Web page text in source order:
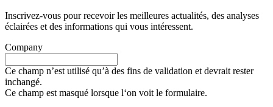
toilettes
Inscrivez-vous pour recevoir les meilleures actualités, des analyses
éclairées et des informations qui vous intéressent.
Company
Ce champ n’est utilisé qu’à des fins de validation et devrait rester
inchangé.
Ce champ est masqué lorsque l‘on voit le formulaire.